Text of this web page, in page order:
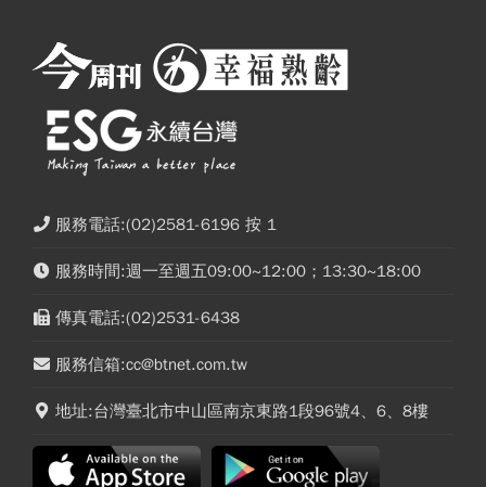
服務電話:(02)2581-6196 按 1
服務時間:週一至週五09:00~12:00；13:30~18:00
傳真電話:(02)2531-6438
服務信箱:cc@btnet.com.tw
地址:台灣臺北市中山區南京東路1段96號4、6、8樓